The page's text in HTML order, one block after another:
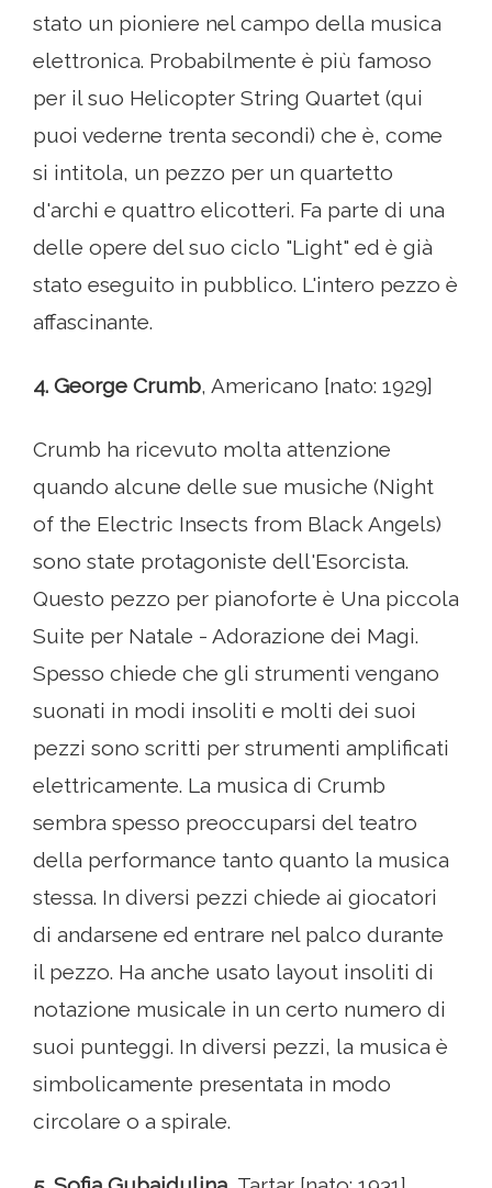
stato un pioniere nel campo della musica
elettronica. Probabilmente è più famoso
per il suo Helicopter String Quartet (qui
puoi vederne trenta secondi) che è, come
si intitola, un pezzo per un quartetto
d'archi e quattro elicotteri. Fa parte di una
delle opere del suo ciclo "Light" ed è già
stato eseguito in pubblico. L'intero pezzo è
affascinante.
4. George Crumb, Americano [nato: 1929]
Crumb ha ricevuto molta attenzione
quando alcune delle sue musiche (Night
of the Electric Insects from Black Angels)
sono state protagoniste dell'Esorcista.
Questo pezzo per pianoforte è Una piccola
Suite per Natale - Adorazione dei Magi.
Spesso chiede che gli strumenti vengano
suonati in modi insoliti e molti dei suoi
pezzi sono scritti per strumenti amplificati
elettricamente. La musica di Crumb
sembra spesso preoccuparsi del teatro
della performance tanto quanto la musica
stessa. In diversi pezzi chiede ai giocatori
di andarsene ed entrare nel palco durante
il pezzo. Ha anche usato layout insoliti di
notazione musicale in un certo numero di
suoi punteggi. In diversi pezzi, la musica è
simbolicamente presentata in modo
circolare o a spirale.